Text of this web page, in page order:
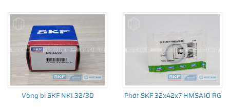
đến sản xuất số lượng lớn, từ lắp cho thiết bị ban đầu đến thị
trường thay thế sau đó.
Vòng bi SKF NKI 32/30 Phớt SKF 32x42x7 HMSA10 RG